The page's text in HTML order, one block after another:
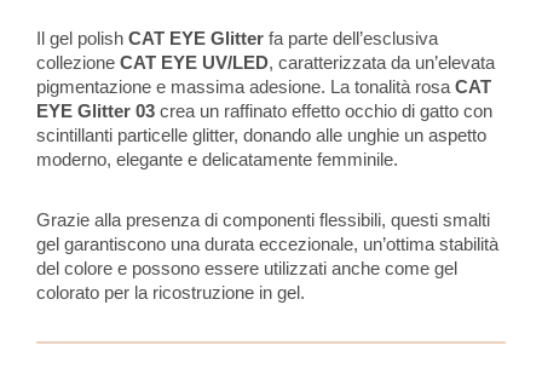
Il gel polish CAT EYE Glitter fa parte dell’esclusiva
collezione CAT EYE UV/LED, caratterizzata da un’elevata
pigmentazione e massima adesione. La tonalità rosa CAT
EYE Glitter 03 crea un raffinato effetto occhio di gatto con
scintillanti particelle glitter, donando alle unghie un aspetto
moderno, elegante e delicatamente femminile.
Grazie alla presenza di componenti flessibili, questi smalti
gel garantiscono una durata eccezionale, un’ottima stabilità
del colore e possono essere utilizzati anche come gel
colorato per la ricostruzione in gel.